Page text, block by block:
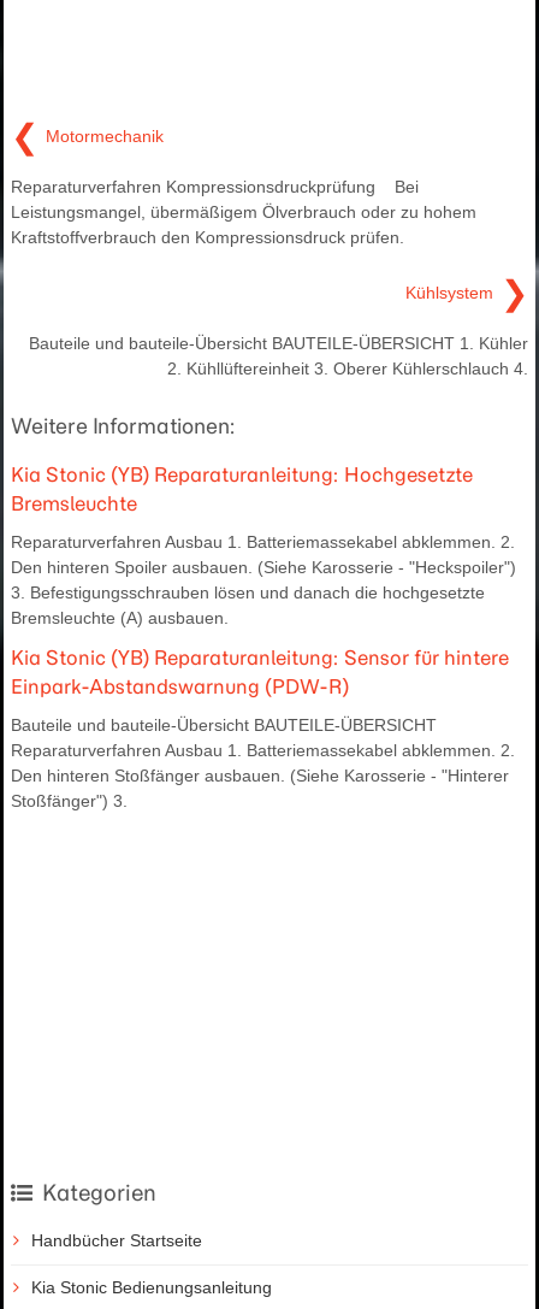
❮ Motormechanik
Reparaturverfahren Kompressionsdruckprüfung Bei
Leistungsmangel, übermäßigem Ölverbrauch oder zu hohem
Kraftstoffverbrauch den Kompressionsdruck prüfen.
Kühlsystem ❯
Bauteile und bauteile-Übersicht BAUTEILE-ÜBERSICHT 1. Kühler
2. Kühllüftereinheit 3. Oberer Kühlerschlauch 4.
Weitere Informationen:
Kia Stonic (YB) Reparaturanleitung: Hochgesetzte
Bremsleuchte
Reparaturverfahren Ausbau 1. Batteriemassekabel abklemmen. 2.
Den hinteren Spoiler ausbauen. (Siehe Karosserie - "Heckspoiler")
3. Befestigungsschrauben lösen und danach die hochgesetzte
Bremsleuchte (A) ausbauen.
Kia Stonic (YB) Reparaturanleitung: Sensor für hintere
Einpark-Abstandswarnung (PDW-R)
Bauteile und bauteile-Übersicht BAUTEILE-ÜBERSICHT
Reparaturverfahren Ausbau 1. Batteriemassekabel abklemmen. 2.
Den hinteren Stoßfänger ausbauen. (Siehe Karosserie - "Hinterer
Stoßfänger") 3.
Kategorien
Handbücher Startseite
Kia Stonic Bedienungsanleitung